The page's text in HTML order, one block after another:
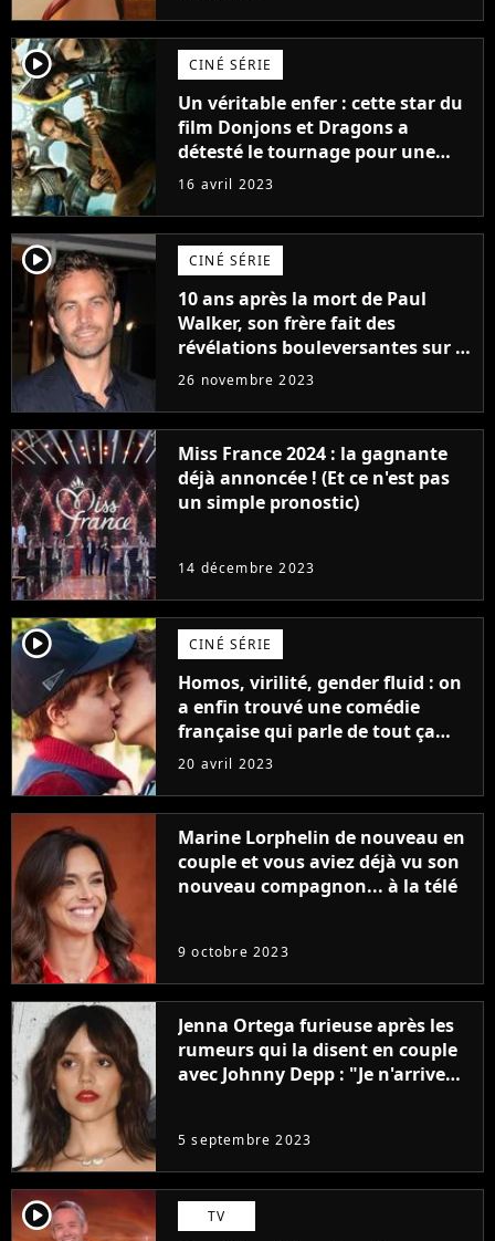
player2 CINÉ SÉRIE
Un véritable enfer : cette star du
film Donjons et Dragons a
détesté le tournage pour une
raison très spéciale
16 avril 2023
player2 CINÉ SÉRIE
10 ans après la mort de Paul
Walker, son frère fait des
révélations bouleversantes sur la
réaction des acteurs de Fast and
26 novembre 2023
Miss France 2024 : la gagnante
déjà annoncée ! (Et ce n'est pas
un simple pronostic)
14 décembre 2023
player2 CINÉ SÉRIE
Homos, virilité, gender fluid : on
a enfin trouvé une comédie
française qui parle de tout ça
sans être super ringarde
20 avril 2023
Marine Lorphelin de nouveau en
couple et vous aviez déjà vu son
nouveau compagnon... à la télé
9 octobre 2023
Jenna Ortega furieuse après les
rumeurs qui la disent en couple
avec Johnny Depp : "Je n'arrive
5 septembre 2023
player2 TV